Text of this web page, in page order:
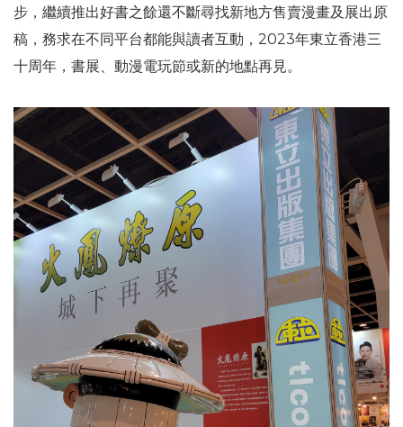
步，繼續推出好書之餘還不斷尋找新地方售賣漫畫及展出原
稿，務求在不同平台都能與讀者互動，2023年東立香港三
十周年，書展、動漫電玩節或新的地點再見。